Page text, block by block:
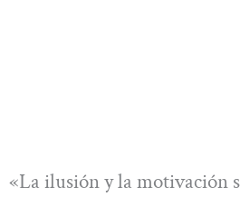
«La ilusión y la motivación